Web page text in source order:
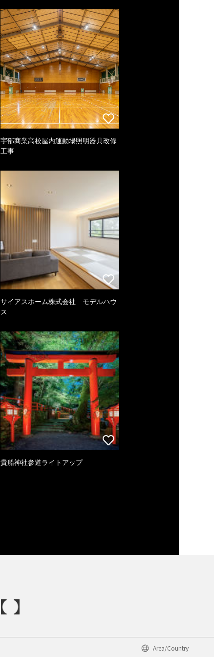
宇部商業高校屋内運動場照明器具改修
工事
サイアスホーム株式会社 モデルハウ
ス
貴船神社参道ライトアップ
Area/Country